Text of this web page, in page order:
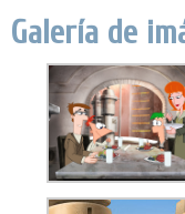
Galería de